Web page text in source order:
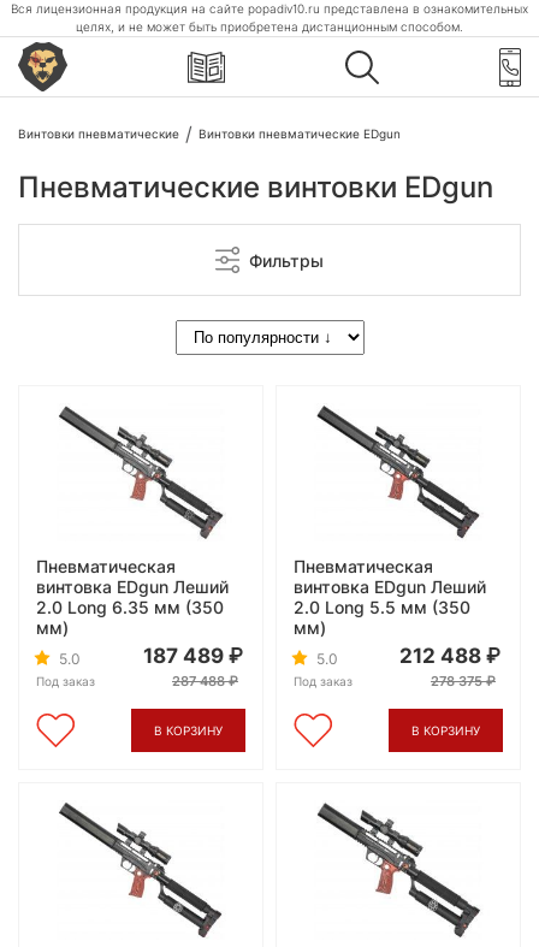
Вся лицензионная продукция на сайте popadiv10.ru представлена в ознакомительных
целях, и не может быть приобретена дистанционным способом.
Винтовки пневматические Винтовки пневматические EDgun
Пневматические винтовки EDgun
Фильтры
Пневматическая
винтовка EDgun Леший
2.0 Long 6.35 мм (350
мм)
5.0
Под заказ
187 489
287 488
В КОРЗИНУ
Пневматическая
винтовка EDgun Леший
2.0 Long 5.5 мм (350
мм)
5.0
Под заказ
212 488
278 375
В КОРЗИНУ